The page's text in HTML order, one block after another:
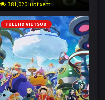
381,020 lượt xem
FULL HD VIETSUB